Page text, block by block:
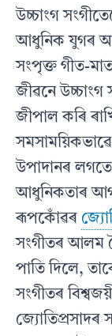
উচ্চাংগ
আধুনিক যুগৰ
সংপৃক্ত গীত-
জীৱনে
জীপাল কৰি
উপাদানৰ লগতে
আধুনিকতাৰ
ৰূপকোঁৱৰ
সংগীতৰ আলম
পাতি দিলে,
সংগীতৰ
জ্যোতিপ্ৰসাদৰ